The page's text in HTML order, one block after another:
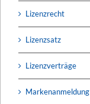
Lizenzrecht
Lizenzsatz
Lizenzverträge
Markenanmeldung